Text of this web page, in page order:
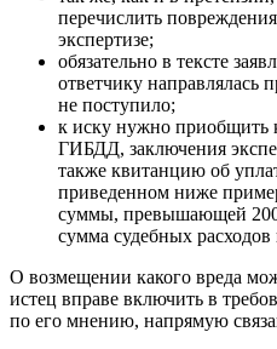
перечислить
экспертизе;
обязательно в тексте
ответчику направлялась
не поступило;
к иску нужно приобщить
ГИБДД, заключения
также квитанцию об
приведенном ниже
суммы, превышающей
сумма судебных
О возмещении какого вреда
истец вправе включить в
по его мнению, напрямую